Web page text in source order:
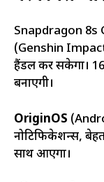
Snapdragon 8s
(Genshin
हैंडल कर सकेगा।
बनाएगी।
OriginOS
नोटिफिकेशन्स,
साथ आएगा।